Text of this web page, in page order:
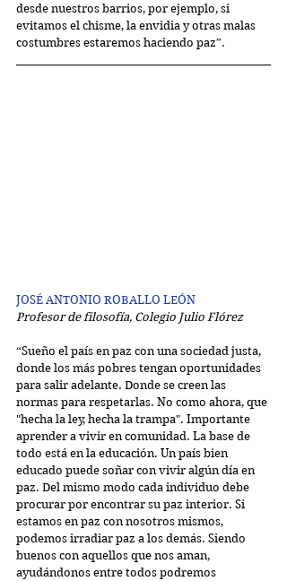
desde nuestros barrios, por ejemplo, si
evitamos el chisme, la envidia y otras malas
costumbres estaremos haciendo paz”.
JOSÉ ANTONIO ROBALLO LEÓN
Profesor de filosofía, Colegio Julio Flórez
“Sueño el país en paz con una sociedad justa,
donde los más pobres tengan oportunidades
para salir adelante. Donde se creen las
normas para respetarlas. No como ahora, que
"hecha la ley, hecha la trampa". Importante
aprender a vivir en comunidad. La base de
todo está en la educación. Un país bien
educado puede soñar con vivir algún día en
paz. Del mismo modo cada individuo debe
procurar por encontrar su paz interior. Si
estamos en paz con nosotros mismos,
podemos irradiar paz a los demás. Siendo
buenos con aquellos que nos aman,
ayudándonos entre todos podremos